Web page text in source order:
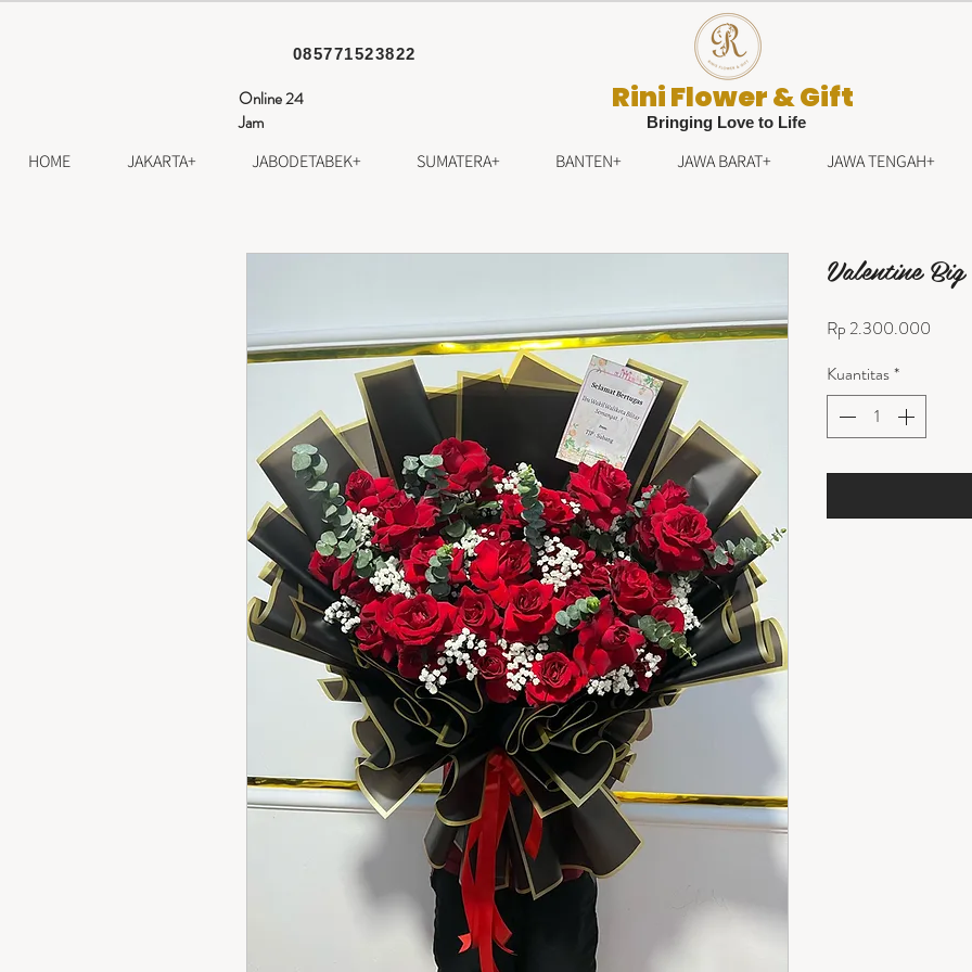
085771523822
Online 24
Jam
Rini Flower & Gift
Bringing Love to Life
HOME JAKARTA+ JABODETABEK+ SUMATERA+ BANTEN+ JAWA BARAT+ JAWA TENGAH+
Valentine
Rp 2.300.000
Kuantitas*